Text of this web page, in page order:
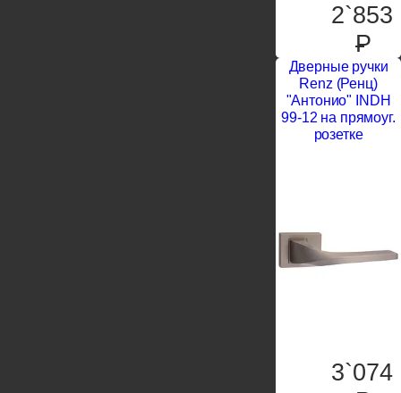
2`853
P
Дверные ручки
Renz (Ренц)
"Антонио" INDH
99-12 на прямоуг.
розетке
3`074